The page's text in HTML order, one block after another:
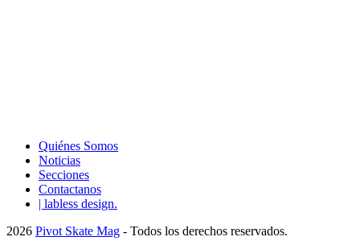
Quiénes Somos
Noticias
Secciones
Contactanos
| labless design.
2026 Pivot Skate Mag - Todos los derechos reservados.